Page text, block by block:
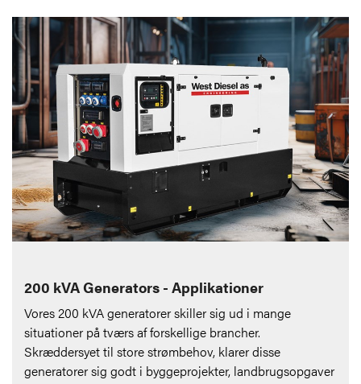
200 kVA Generators - Applikationer
Vores 200 kVA generatorer skiller sig ud i mange
situationer på tværs af forskellige brancher.
Skræddersyet til store strømbehov, klarer disse
generatorer sig godt i byggeprojekter, landbrugsopgaver